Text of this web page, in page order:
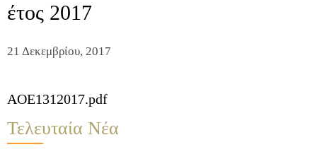
έτος 2017
21 Δεκεμβρίου, 2017
AOE1312017.pdf
Τελευταία Νέα